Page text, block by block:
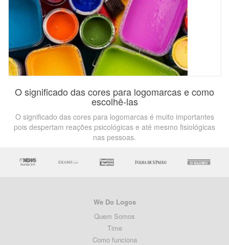
O significado das cores para logomarcas e como
escolhê-las
O significado das cores para logomarcas é muito importantes
pois despertam reações psicológicas e até mesmo fisiológicas
nas pessoas.
We Do Logos
Quem Somos
Time
Como funciona